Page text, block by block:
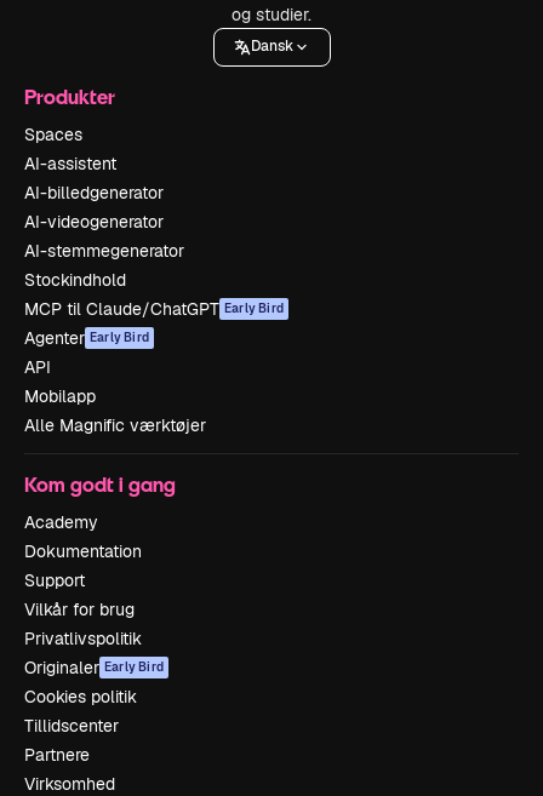
og studier.
Dansk
Produkter
Spaces
AI-assistent
AI-billedgenerator
AI-videogenerator
AI-stemmegenerator
Stockindhold
MCP til Claude/ChatGPT Early Bird
Agenter Early Bird
API
Mobilapp
Alle Magnific værktøjer
Kom godt i gang
Academy
Dokumentation
Support
Vilkår for brug
Privatlivspolitik
Originaler Early Bird
Cookies politik
Tillidscenter
Partnere
Virksomhed